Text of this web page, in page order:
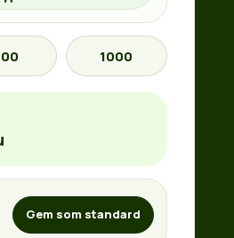
1000
Gem som standard